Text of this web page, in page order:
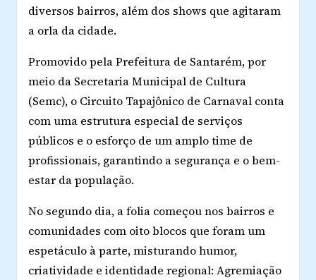
diversos bairros, além dos shows que agitaram
a orla da cidade.
Promovido pela Prefeitura de Santarém, por
meio da Secretaria Municipal de Cultura
(Semc), o Circuito Tapajônico de Carnaval conta
com uma estrutura especial de serviços
públicos e o esforço de um amplo time de
profissionais, garantindo a segurança e o bem-
estar da população.
No segundo dia, a folia começou nos bairros e
comunidades com oito blocos que foram um
espetáculo à parte, misturando humor,
criatividade e identidade regional: Agremiação